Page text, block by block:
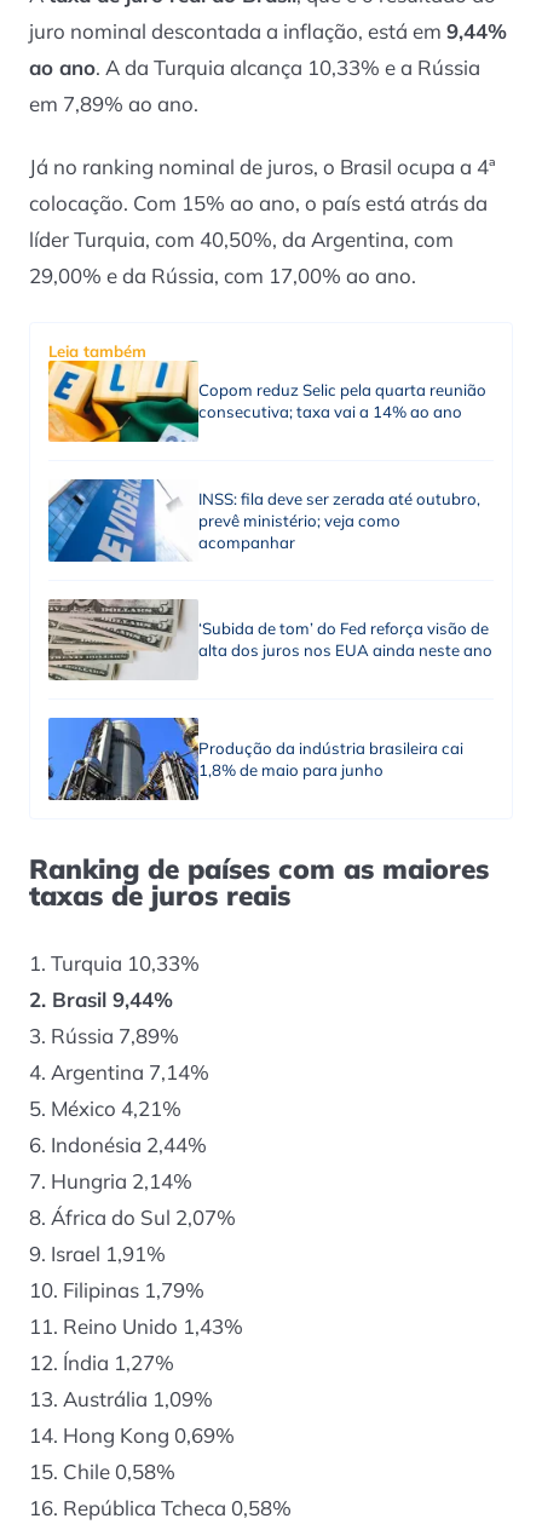
juro nominal descontada a inflação, está em 9,44%
ao ano. A da Turquia alcança 10,33% e a Rússia
em 7,89% ao ano.
Já no ranking nominal de juros, o Brasil ocupa a 4ª
colocação. Com 15% ao ano, o país está atrás da
líder Turquia, com 40,50%, da Argentina, com
29,00% e da Rússia, com 17,00% ao ano.
Leia também
Copom reduz Selic pela quarta reunião
consecutiva; taxa vai a 14% ao ano
INSS: fila deve ser zerada até outubro,
prevê ministério; veja como
acompanhar
‘Subida de tom’ do Fed reforça visão de
alta dos juros nos EUA ainda neste ano
Produção da indústria brasileira cai
1,8% de maio para junho
Ranking de países com as maiores
taxas de juros reais
1. Turquia 10,33%
2. Brasil 9,44%
3. Rússia 7,89%
4. Argentina 7,14%
5. México 4,21%
6. Indonésia 2,44%
7. Hungria 2,14%
8. África do Sul 2,07%
9. Israel 1,91%
10. Filipinas 1,79%
11. Reino Unido 1,43%
12. Índia 1,27%
13. Austrália 1,09%
14. Hong Kong 0,69%
15. Chile 0,58%
16. República Tcheca 0,58%